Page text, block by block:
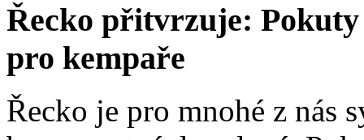
Řecko přitvrzuje: Pokuty
pro kempaře
Řecko je pro mnohé z nás